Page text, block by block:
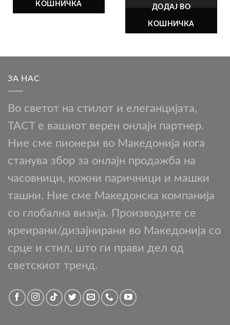
КОШНИЧКА ДОДАЈ ВО
КОШНИЧКА
ЗА НАС
Во светот на стилот и елеганцијата,
TACT е вашиот верен онлајн партнер.
Ние сме пионери во Македонија кога
станува збор за онлајн продажба на
часовници, кожни паричници и машки
ташни. Ние сме Македонска компанија
со глобална визија. Производите се
креирани/дизајнирани во Македонија со
срце и стил, што ги прави дел од
светскиот тренд.